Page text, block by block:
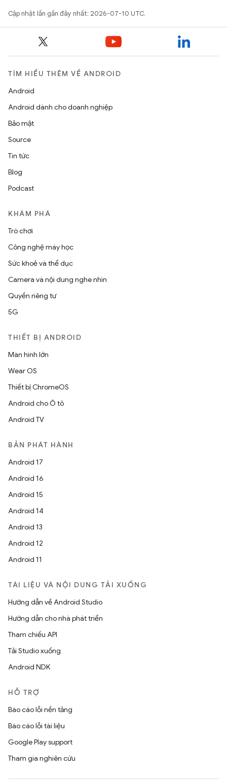
Cập nhật lần gần đây nhất: 2026-07-10 UTC.
TÌM HIỂU THÊM VỀ ANDROID
Android
Android dành cho doanh nghiệp
Bảo mật
Source
Tin tức
Blog
Podcast
KHÁM PHÁ
Trò chơi
Công nghệ máy học
Sức khoẻ và thể dục
Camera và nội dung nghe nhìn
Quyền riêng tư
5G
THIẾT BỊ ANDROID
Màn hình lớn
Wear OS
Thiết bị ChromeOS
Android cho Ô tô
Android TV
BẢN PHÁT HÀNH
Android 17
Android 16
Android 15
Android 14
Android 13
Android 12
Android 11
TÀI LIỆU VÀ NỘI DUNG TẢI XUỐNG
Hướng dẫn về Android Studio
Hướng dẫn cho nhà phát triển
Tham chiếu API
Tải Studio xuống
Android NDK
HỖ TRỢ
Báo cáo lỗi nền tảng
Báo cáo lỗi tài liệu
Google Play support
Tham gia nghiên cứu